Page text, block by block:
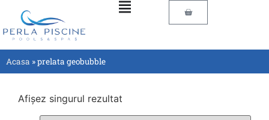
Acasa »prelata geobubble
Afișez singurul rezultat